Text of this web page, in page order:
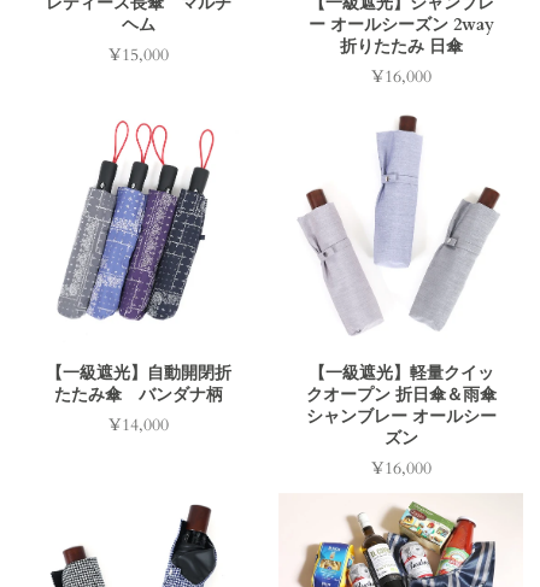
ヘム
価
¥15,000
ー オールシーズン 2way
折りたたみ 日傘
価
¥16,000
【一級遮光】自動開閉折
たたみ傘 バンダナ柄
価
¥14,000
【一級遮光】軽量クイッ
クオープン 折日傘＆雨傘
シャンブレー オールシー
ズン
価
¥16,000